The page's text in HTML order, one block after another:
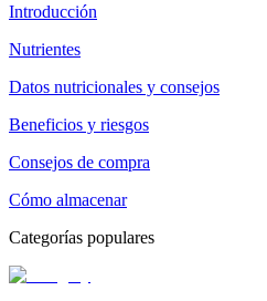
Introducción
Nutrientes
Datos nutricionales y consejos
Beneficios y riesgos
Consejos de compra
Cómo almacenar
Categorías populares